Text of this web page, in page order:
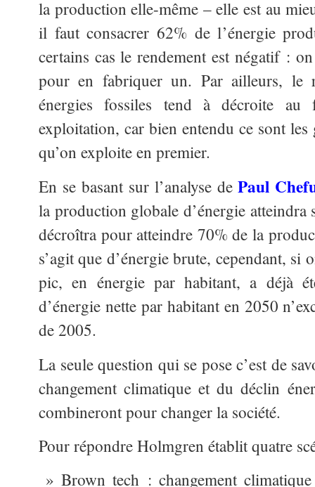
la production elle-même – elle est au
il faut consacrer 62% de l’énergie
certains cas le rendement est négatif :
pour en fabriquer un. Par ailleurs, le
énergies fossiles tend à décroite
exploitation, car bien entendu ce sont les
qu’on exploite en premier.
En se basant sur l’analyse dePaul
la production globale d’énergie
décroîtra pour atteindre 70% de la
s’agit que d’énergie brute, cependant, si
pic, en énergie par habitant, a déjà
d’énergie nette par habitant en 2050
de 2005.
La seule question qui se pose c’est de
changement climatique et du déclin
combineront pour changer la société.
Pour répondre Holmgren établit quatre
Brown tech : changement